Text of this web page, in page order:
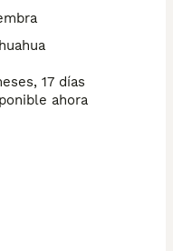
del Arc de Triomf
interna y
legal
17 días
ahora